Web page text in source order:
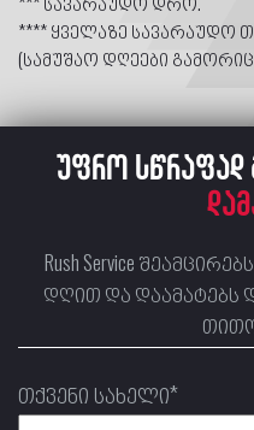
**** ყველაზე სავარაუდო
(სამუშაო დღეები
უფრო სწრაფად
Rush Service
დღით და დაამატებს
თქვენი სახელი*